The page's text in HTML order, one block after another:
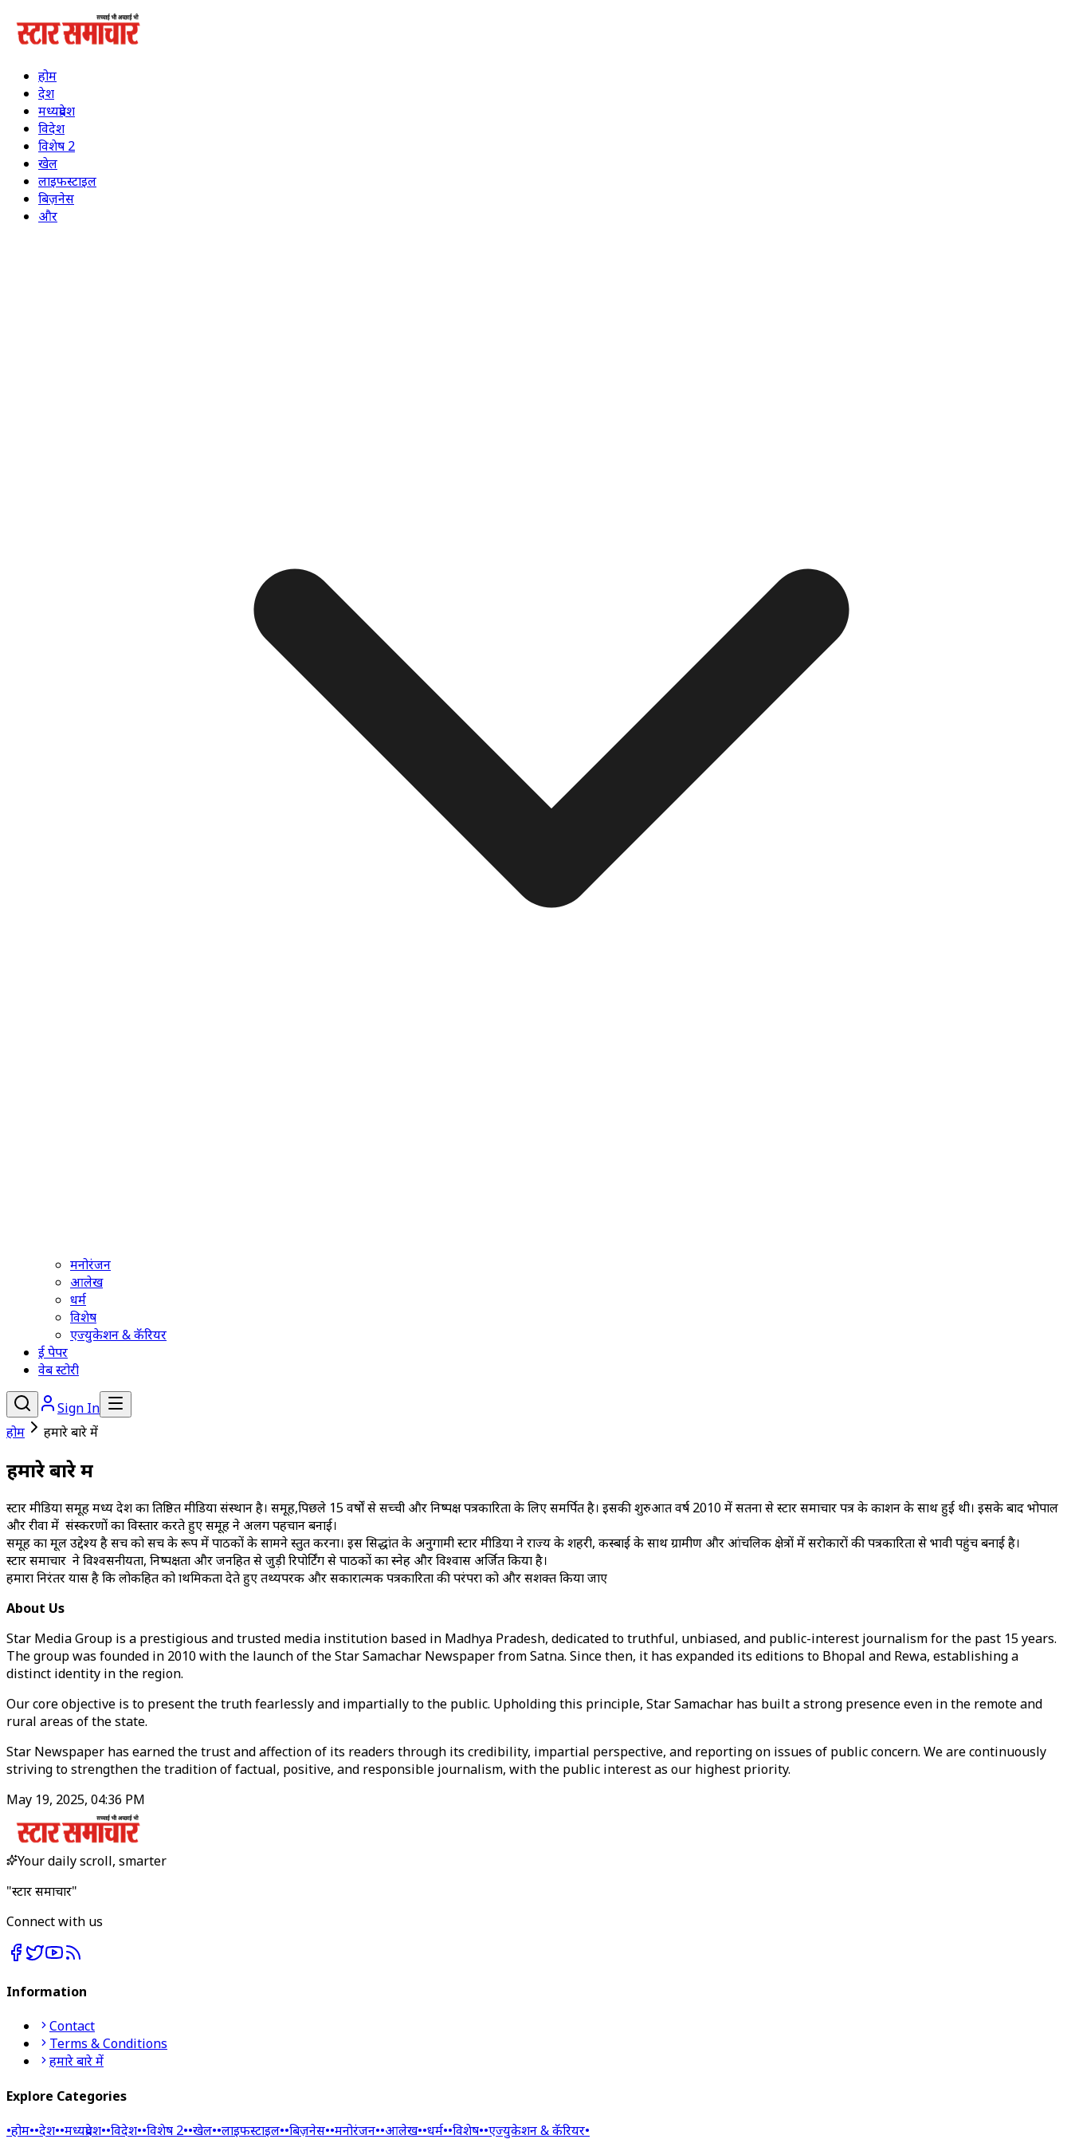
होम
देश
मध्यप्रदेश
विदेश
विशेष 2
खेल
लाइफस्टाइल
बिज़नेस
और
मनोरंजन
आलेख
धर्म
विशेष
एज्युकेशन & कॅरियर
ई पेपर
वेब स्टोरी
Sign In
होम
हमारे बारे में
हमारे बारे में
स्टार मीडिया समूह मध्य प्रदेश का प्रतिष्ठित मीडिया संस्थान है। समूह,पिछले 15 वर्षों से सच्ची और निष्पक्ष पत्रकारिता के लिए समर्पित है। इसकी शुरुआत वर्ष 2010 में सतना से स्टार समाचार पत्र के प्रकाशन के साथ हुई थी। इसके बाद भोपाल
और रीवा में संस्करणों का विस्तार करते हुए समूह ने अलग पहचान बनाई।
समूह का मूल उद्देश्य है सच को सच के रूप में पाठकों के सामने प्रस्तुत करना। इस सिद्धांत के अनुगामी स्टार मीडिया ने राज्य के शहरी, कस्बाई के साथ ग्रामीण और आंचलिक क्षेत्रों में सरोकारों की पत्रकारिता से प्रभावी पहुंच बनाई है।
स्टार समाचार ने विश्वसनीयता, निष्पक्षता और जनहित से जुड़ी रिपोर्टिंग से पाठकों का स्नेह और विश्वास अर्जित किया है।
हमारा निरंतर प्रयास है कि लोकहित को प्राथमिकता देते हुए तथ्यपरक और सकारात्मक पत्रकारिता की परंपरा को और सशक्त किया जाए
About Us
Star Media Group is a prestigious and trusted media institution based in Madhya Pradesh, dedicated to truthful, unbiased, and public-interest journalism for the past 15 years.
The group was founded in 2010 with the launch of the Star Samachar Newspaper from Satna. Since then, it has expanded its editions to Bhopal and Rewa, establishing a
distinct identity in the region.
Our core objective is to present the truth fearlessly and impartially to the public. Upholding this principle, Star Samachar has built a strong presence even in the remote and
rural areas of the state.
Star Newspaper has earned the trust and affection of its readers through its credibility, impartial perspective, and reporting on issues of public concern. We are continuously
striving to strengthen the tradition of factual, positive, and responsible journalism, with the public interest as our highest priority.
May 19, 2025, 04:36 PM
Your daily scroll, smarter
"स्टार समाचार"
Connect with us
Information
Contact
Terms & Conditions
हमारे बारे में
Explore Categories
•होम••देश••मध्यप्रदेश••विदेश••विशेष 2••खेल••लाइफस्टाइल••बिज़नेस••मनोरंजन••आलेख••धर्म••विशेष••एज्युकेशन & कॅरियर•